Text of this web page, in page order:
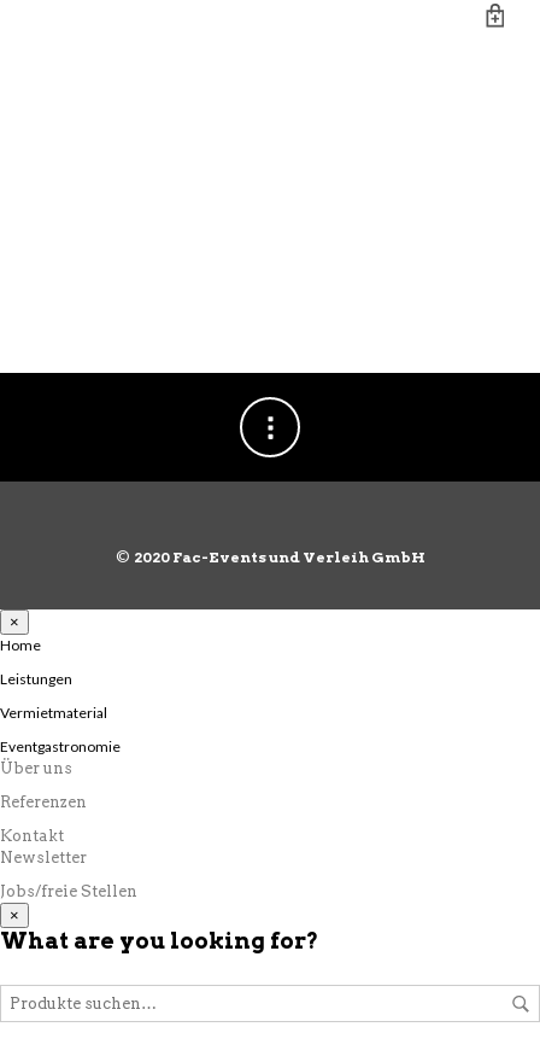
© 2020 Fac-Events und Verleih GmbH
×
Home
Leistungen
Vermietmaterial
Eventgastronomie
Über uns
Referenzen
Kontakt
Newsletter
Jobs/freie Stellen
×
What are you looking for?